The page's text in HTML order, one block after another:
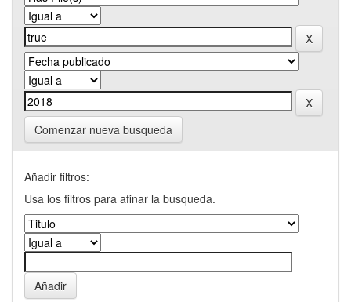
Comenzar nueva busqueda
Añadir filtros:
Usa los filtros para afinar la busqueda.